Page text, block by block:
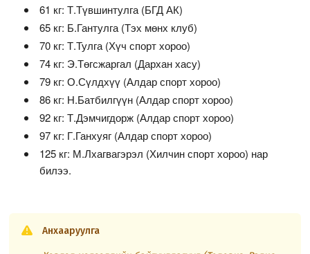
61 кг: Т.Түвшинтулга (БГД АК)
65 кг: Б.Гантулга (Тэх мөнх клуб)
70 кг: Т.Тулга (Хүч спорт хороо)
74 кг: Э.Төгсжаргал (Дархан хасу)
79 кг: О.Сүлдхүү (Алдар спорт хороо)
86 кг: Н.Батбилгүүн (Алдар спорт хороо)
92 кг: Т.Дэмчигдорж (Алдар спорт хороо)
97 кг: Г.Ганхуяг (Алдар спорт хороо)
125 кг: М.Лхагвагэрэл (Хилчин спорт хороо) нар
билээ.
Анхааруулга